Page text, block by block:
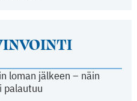
loman jälkeen – näin
palautuu